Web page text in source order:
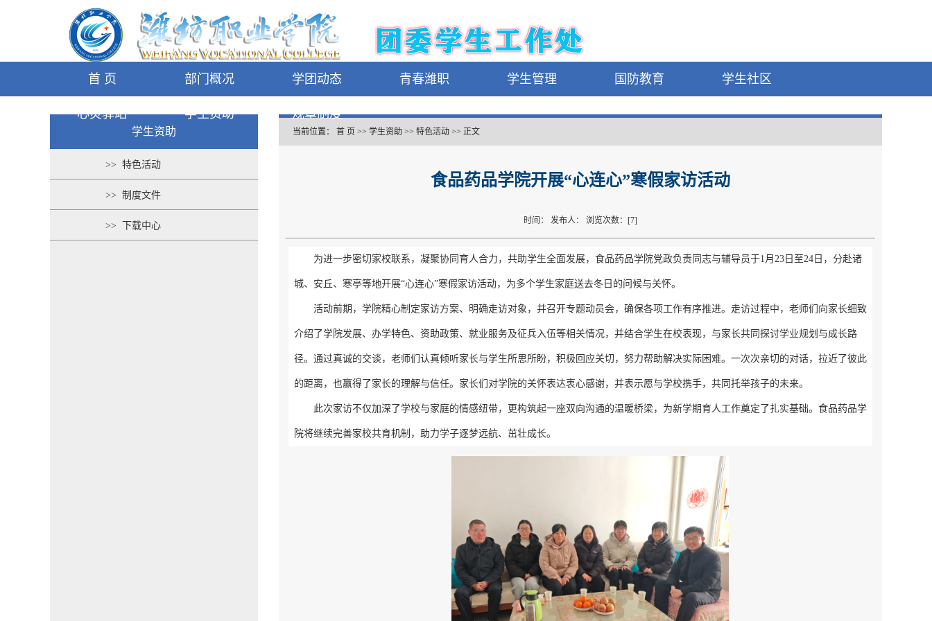
首 页 部门概况 学团动态 青春潍职 学生管理 国防教育 学生社区
心灵驿站 学生资助 规章制度
学生资助
>> 特色活动
>> 制度文件
>> 下载中心
当前位置： 首 页 >> 学生资助 >> 特色活动 >> 正文
食品药品学院开展“心连心”寒假家访活动
时间： 发布人： 浏览次数：[7]
为进一步密切家校联系，凝聚协同育人合力，共助学生全面发展，食品药品学院党政负责同志与辅导员于1月23日至24日，分赴诸
城、安丘、寒亭等地开展“心连心”寒假家访活动，为多个学生家庭送去冬日的问候与关怀。
活动前期，学院精心制定家访方案、明确走访对象，并召开专题动员会，确保各项工作有序推进。走访过程中，老师们向家长细致
介绍了学院发展、办学特色、资助政策、就业服务及征兵入伍等相关情况，并结合学生在校表现，与家长共同探讨学业规划与成长路
径。通过真诚的交谈，老师们认真倾听家长与学生所思所盼，积极回应关切，努力帮助解决实际困难。一次次亲切的对话，拉近了彼此
的距离，也赢得了家长的理解与信任。家长们对学院的关怀表达衷心感谢，并表示愿与学校携手，共同托举孩子的未来。
此次家访不仅加深了学校与家庭的情感纽带，更构筑起一座双向沟通的温暖桥梁，为新学期育人工作奠定了扎实基础。食品药品学
院将继续完善家校共育机制，助力学子逐梦远航、茁壮成长。